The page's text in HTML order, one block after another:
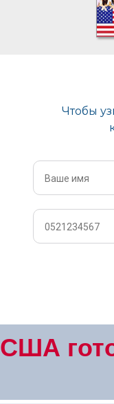
США